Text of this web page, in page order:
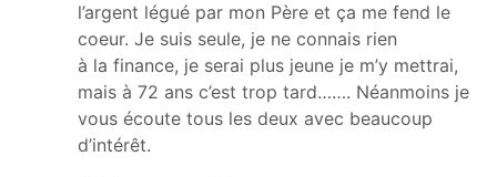
l’argent légué par mon Père et ça me fend le
coeur. Je suis seule, je ne connais rien
à la finance, je serai plus jeune je m’y mettrai,
mais à 72 ans c’est trop tard……. Néanmoins je
vous écoute tous les deux avec beaucoup
d’intérêt.